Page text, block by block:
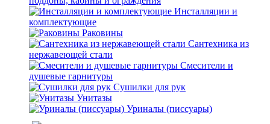
Инсталляции и
комплектующие
Раковины
Сантехника из
нержавеющей стали
Смесители и
душевые гарнитуры
Сушилки для рук
Унитазы
Уриналы (писсуары)